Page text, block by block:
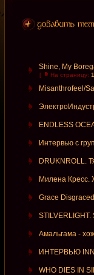
Shine, My
[ На страницу: 1
Misanthrofeel/
ENDLESS
Интервью с
DRUKNROLL.
Милена Кресс.
Grace
Амальгама -
ИНТЕРВЬЮ
WHO DIES IN